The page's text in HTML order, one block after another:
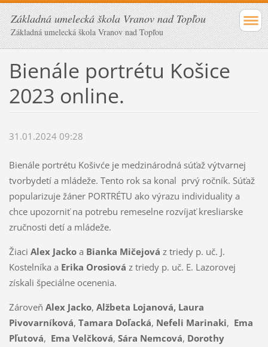
Základná umelecká škola Vranov nad Topľou
Základná umelecká škola Vranov nad Topľou
Bienále portrétu Košice
2023 online.
31.01.2024 09:28
Bienále portrétu Košivće je medzinárodná súťaž výtvarnej
tvorbydetí a mládeže. Tento rok sa konal prvý ročník. Súťaž
popularizuje žáner PORTRÉTU ako výrazu individuality a
chce upozorniť na potrebu remeselne rozvíjať kresliarske
zručnosti detí a mládeže.
Žiaci Alex Jackoa Bianka Mičejová z triedy p. uč. J.
Kostelníka a Erika Orosiová z triedy p. uč. E. Lazorovej
získali špeciálne ocenenia.
Zároveň Alex Jacko, Alžbeta Lojanová, Laura
Pivovarníková, Tamara Doľacká, Nefeli Marinaki, Ema
Pľutová, Ema Velčková, Sára Nemcová, Dorothy